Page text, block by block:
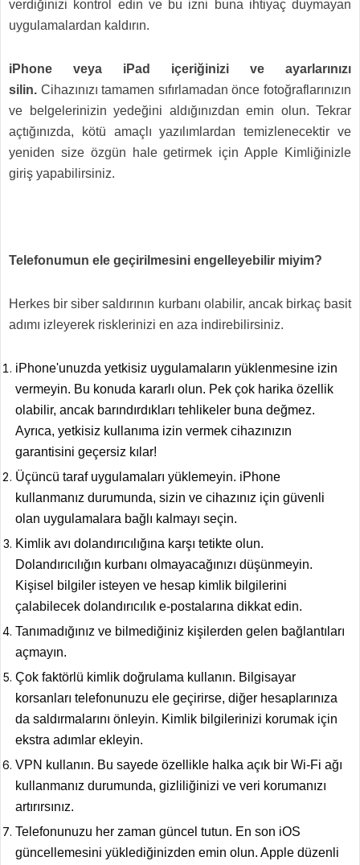
verdiğinizi kontrol edin ve bu izni buna ihtiyaç duymayan
uygulamalardan kaldırın.
iPhone veya iPad içeriğinizi ve ayarlarınızı
silin. Cihazınızı tamamen sıfırlamadan önce fotoğraflarınızın
ve belgelerinizin yedeğini aldığınızdan emin olun. Tekrar
açtığınızda, kötü amaçlı yazılımlardan temizlenecektir ve
yeniden size özgün hale getirmek için Apple Kimliğinizle
giriş yapabilirsiniz.
Telefonumun ele geçirilmesini engelleyebilir miyim?
Herkes bir siber saldırının kurbanı olabilir, ancak birkaç basit
adımı izleyerek risklerinizi en aza indirebilirsiniz.
iPhone'unuzda yetkisiz uygulamaların yüklenmesine izin
vermeyin. Bu konuda kararlı olun. Pek çok harika özellik
olabilir, ancak barındırdıkları tehlikeler buna değmez.
Ayrıca, yetkisiz kullanıma izin vermek cihazınızın
garantisini geçersiz kılar!
Üçüncü taraf uygulamaları yüklemeyin. iPhone
kullanmanız durumunda, sizin ve cihazınız için güvenli
olan uygulamalara bağlı kalmayı seçin.
Kimlik avı dolandırıcılığına karşı tetikte olun.
Dolandırıcılığın kurbanı olmayacağınızı düşünmeyin.
Kişisel bilgiler isteyen ve hesap kimlik bilgilerini
çalabilecek dolandırıcılık e-postalarına dikkat edin.
Tanımadığınız ve bilmediğiniz kişilerden gelen bağlantıları
açmayın.
Çok faktörlü kimlik doğrulama kullanın. Bilgisayar
korsanları telefonunuzu ele geçirirse, diğer hesaplarınıza
da saldırmalarını önleyin. Kimlik bilgilerinizi korumak için
ekstra adımlar ekleyin.
VPN kullanın. Bu sayede özellikle halka açık bir Wi-Fi ağı
kullanmanız durumunda, gizliliğinizi ve veri korumanızı
artırırsınız.
Telefonunuzu her zaman güncel tutun. En son iOS
güncellemesini yüklediğinizden emin olun. Apple düzenli